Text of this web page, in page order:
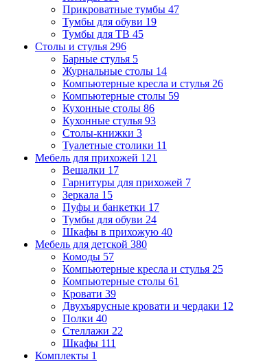
Прикроватные тумбы 47
Тумбы для обуви 19
Тумбы для ТВ 45
Столы и стулья 296
Барные стулья 5
Журнальные столы 14
Компьютерные кресла и стулья 26
Компьютерные столы 59
Кухонные столы 86
Кухонные стулья 93
Столы-книжки 3
Туалетные столики 11
Мебель для прихожей 121
Вешалки 17
Гарнитуры для прихожей 7
Зеркала 15
Пуфы и банкетки 17
Тумбы для обуви 24
Шкафы в прихожую 40
Мебель для детской 380
Комоды 57
Компьютерные кресла и стулья 25
Компьютерные столы 61
Кровати 39
Двухъярусные кровати и чердаки 12
Полки 40
Стеллажи 22
Шкафы 111
Комплекты 1